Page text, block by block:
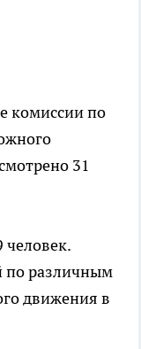
комиссии по
31
человек.
по различным
движения в